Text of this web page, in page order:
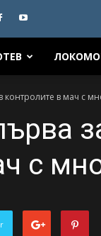
контролите в мач с
с